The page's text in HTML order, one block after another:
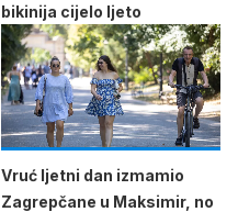
bikinija cijelo ljeto
Vruć ljetni dan izmamio
Zagrepčane u Maksimir, no